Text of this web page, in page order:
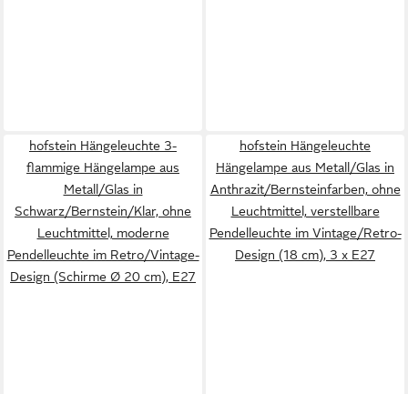
hofstein Hängeleuchte 3-
flammige Hängelampe aus
Metall/Glas in
Schwarz/Bernstein/Klar, ohne
Leuchtmittel, moderne
Pendelleuchte im Retro/Vintage-
Design (Schirme Ø 20 cm), E27
hofstein Hängeleuchte
Hängelampe aus Metall/Glas in
Anthrazit/Bernsteinfarben, ohne
Leuchtmittel, verstellbare
Pendelleuchte im Vintage/Retro-
Design (18 cm), 3 x E27